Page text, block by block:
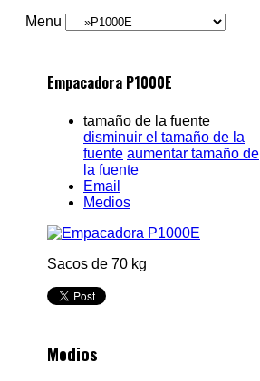
Menu
Empacadora P1000E
tamaño de la fuente
disminuir el tamaño de la
fuente aumentar tamaño de
la fuente
Email
Medios
Sacos de 70 kg
Medios